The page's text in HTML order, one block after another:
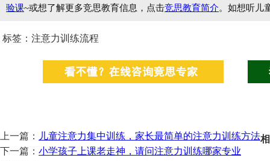
验课~或想了解更多竞思教育信息，点击竞思教育简介。如想听儿
标签：注意力训练流程
上一篇：
儿童注意力集中训练，家长最简单的注意力训练方法
下一篇： 小学孩子上课老走神，请问注意力训练哪家专业